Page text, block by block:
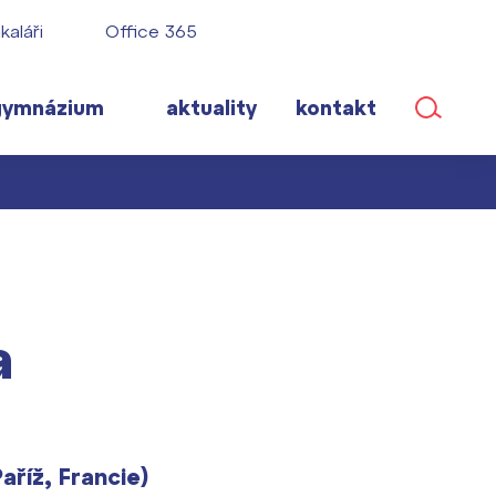
roku
aktuality kontakt
Office 365
Francie)